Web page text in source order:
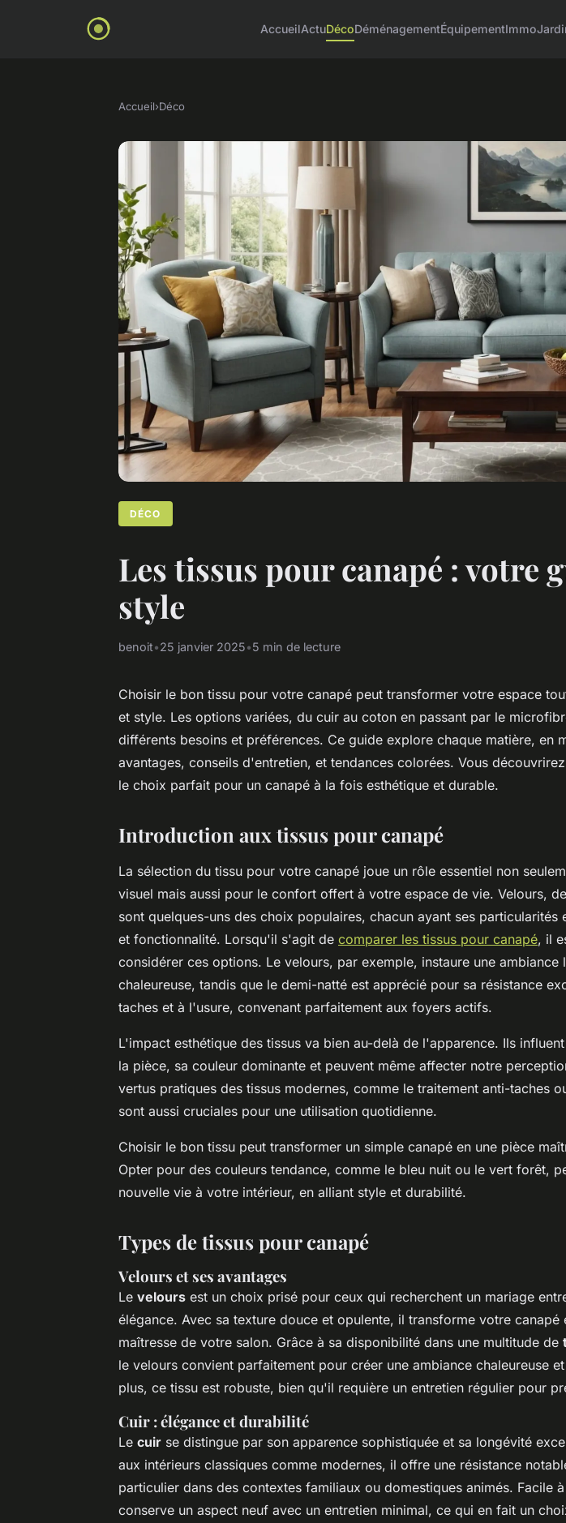
AccueilActuDécoDéménagementÉquipementImmo
Accueil›Déco
DÉCO
Les tissus pour canapé : votre
style
benoit•25 janvier 2025•5 min de lecture
Choisir le bon tissu pour votre canapé peut transformer votre espace
et style. Les options variées, du cuir au coton en passant par le
différents besoins et préférences. Ce guide explore chaque matière, en
avantages, conseils d'entretien, et tendances colorées. Vous
le choix parfait pour un canapé à la fois esthétique et durable.
Introduction aux tissus pour canapé
La sélection du tissu pour votre canapé joue un rôle essentiel non
visuel mais aussi pour le confort offert à votre espace de vie. Velours,
sont quelques-uns des choix populaires, chacun ayant ses particularités
et fonctionnalité. Lorsqu'il s'agit de comparer les tissus pour canapé, il
considérer ces options. Le velours, par exemple, instaure une ambiance
chaleureuse, tandis que le demi-natté est apprécié pour sa résistance
taches et à l'usure, convenant parfaitement aux foyers actifs.
L'impact esthétique des tissus va bien au-delà de l'apparence. Ils
la pièce, sa couleur dominante et peuvent même affecter notre
vertus pratiques des tissus modernes, comme le traitement anti-taches
sont aussi cruciales pour une utilisation quotidienne.
Choisir le bon tissu peut transformer un simple canapé en une pièce
Opter pour des couleurs tendance, comme le bleu nuit ou le vert forêt,
nouvelle vie à votre intérieur, en alliant style et durabilité.
Types de tissus pour canapé
Velours et ses avantages
Le velours est un choix prisé pour ceux qui recherchent un mariage
élégance. Avec sa texture douce et opulente, il transforme votre canapé
maîtresse de votre salon. Grâce à sa disponibilité dans une multitude de
le velours convient parfaitement pour créer une ambiance chaleureuse
plus, ce tissu est robuste, bien qu'il requière un entretien régulier pour
Cuir : élégance et durabilité
Le cuir se distingue par son apparence sophistiquée et sa longévité
aux intérieurs classiques comme modernes, il offre une résistance
particulier dans des contextes familiaux ou domestiques animés. Facile
conserve un aspect neuf avec un entretien minimal, ce qui en fait un